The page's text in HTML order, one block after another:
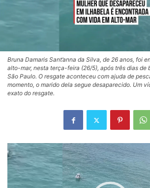
Bruna Damaris Sant’anna da Silva, de 26 anos, foi
alto-mar, nesta terça-feira (26/5), após três dias de
São Paulo. O resgate aconteceu com ajuda de
momento, o marido dela segue desaparecido. Um
exato do resgate.
Tocador
de
vídeo